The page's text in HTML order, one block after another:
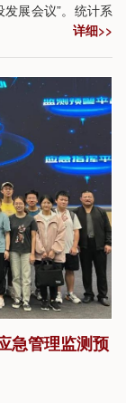
展会议”。统计系
系主任邵启满及统
详细>>
急管理监测预